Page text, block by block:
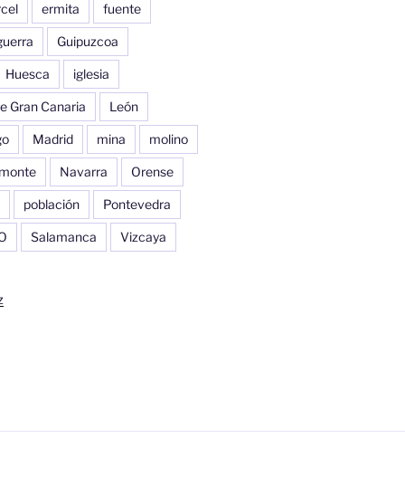
ermita fuente
Guipuzcoa
Huesca iglesia
Gran Canaria León
Madrid mina molino
monte Navarra Orense
población Pontevedra
Salamanca Vizcaya